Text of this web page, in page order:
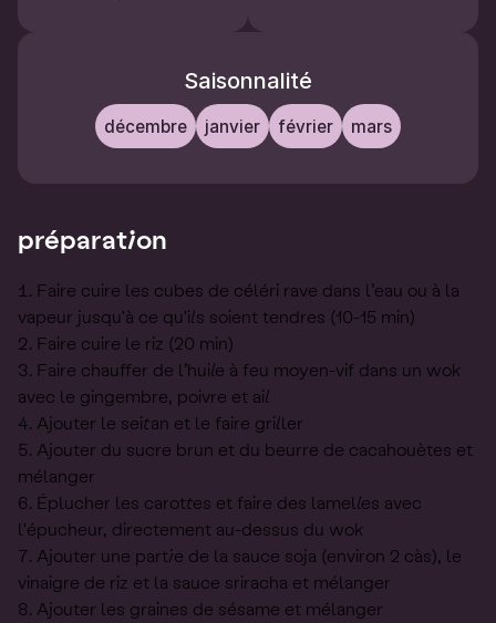
Saisonnalité
décembre janvier février mars
préparation
Faire cuire les cubes de céléri rave dans l’eau ou à la
vapeur jusqu'à ce qu'ils soient tendres (10-15 min)
Faire cuire le riz (20 min)
Faire chauffer de l’huile à feu moyen-vif dans un wok
avec le gingembre, poivre et ail
Ajouter le seitan et le faire griller
Ajouter du sucre brun et du beurre de cacahouètes et
mélanger
Éplucher les carottes et faire des lamelles avec
l'épucheur, directement au-dessus du wok
Ajouter une partie de la sauce soja (environ 2 càs), le
vinaigre de riz et la sauce sriracha et mélanger
Ajouter les graines de sésame et mélanger